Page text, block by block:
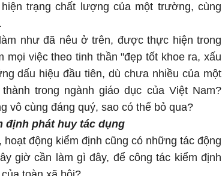
trạng chất lượng của một trường, cùng
như đã nêu ở trên, được thực hiện trong
mọi việc theo tinh thần "đẹp tốt khoe ra, xấu
dấu hiệu đầu tiên, dù chưa nhiều của một
trong ngành giáo dục của Việt Nam?
vô cùng đáng quý, sao có thể bỏ qua?
định phát huy tác dụng
động kiểm định cũng có những tác động
giờ cần làm gì đây, để công tác kiểm định